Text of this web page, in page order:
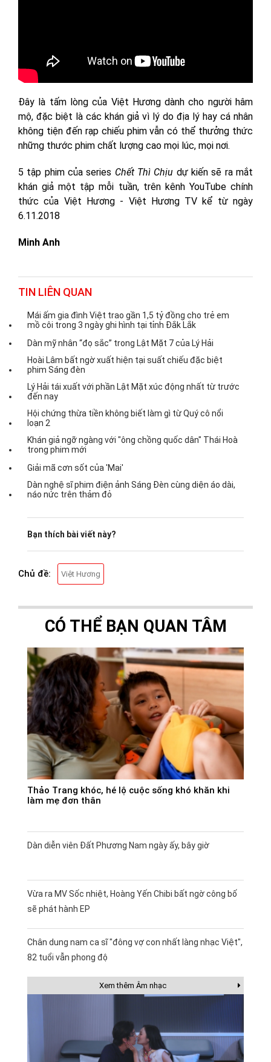
Đây là tấm lòng của Việt Hương dành cho người hâm
mộ, đặc biệt là các khán giả vì lý do địa lý hay cá nhân
không tiện đến rạp chiếu phim vẫn có thể thưởng thức
những thước phim chất lượng cao mọi lúc, mọi nơi.
5 tập phim của series Chết Thì Chịu dự kiến sẽ ra mắt
khán giả một tập mỗi tuần, trên kênh YouTube chính
thức của Việt Hương - Việt Hương TV kể từ ngày
6.11.2018
Minh Anh
TIN LIÊN QUAN
Mái ấm gia đình Việt trao gần 1,5 tỷ đồng cho trẻ em
mồ côi trong 3 ngày ghi hình tại tỉnh Đắk Lắk
Dàn mỹ nhân “đọ sắc” trong Lật Mặt 7 của Lý Hải
Hoài Lâm bất ngờ xuất hiện tại suất chiếu đặc biệt
phim Sáng đèn
Lý Hải tái xuất với phần Lật Mặt xúc động nhất từ trước
đến nay
Hội chứng thừa tiền không biết làm gì từ Quý cô nổi
loạn 2
Khán giả ngỡ ngàng với "ông chồng quốc dân" Thái Hoà
trong phim mới
Giải mã cơn sốt của 'Mai'
Dàn nghệ sĩ phim điện ảnh Sáng Đèn cùng diện áo dài,
náo nức trên thảm đỏ
Bạn thích bài viết này?
Chủ đề: Việt Hương
CÓ THỂ BẠN QUAN TÂM
Thảo Trang khóc, hé lộ cuộc sống khó khăn khi
làm mẹ đơn thân
Dàn diễn viên Đất Phương Nam ngày ấy, bây giờ
Vừa ra MV Sốc nhiệt, Hoàng Yến Chibi bất ngờ công bố
sẽ phát hành EP
Chân dung nam ca sĩ "đông vợ con nhất làng nhạc Việt",
82 tuổi vẫn phong độ
Xem thêm Âm nhạc